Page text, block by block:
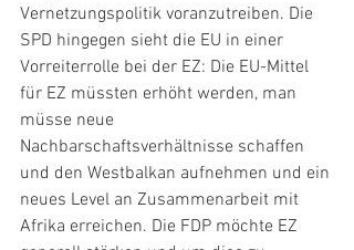
Vernetzungspolitik voranzutreiben. Die
SPD hingegen sieht die EU in einer
Vorreiterrolle bei der EZ: Die EU-Mittel
für EZ müssten erhöht werden, man
müsse neue
Nachbarschaftsverhältnisse schaffen
und den Westbalkan aufnehmen und ein
neues Level an Zusammenarbeit mit
Afrika erreichen. Die FDP möchte EZ